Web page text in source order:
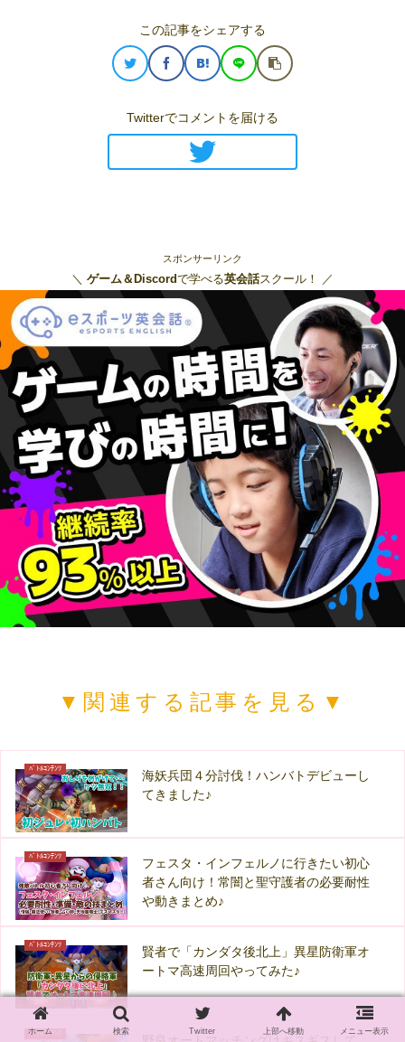
この記事をシェアする
Twitterでコメントを届ける
スポンサーリンク
＼ ゲーム＆Discordで学べる英会話スクール！ ／
▼関連する記事を見る▼
ﾊﾞﾄﾙｺﾝﾃﾝﾂ
海妖兵団４分討伐！ハンバトデビューし
てきました♪
ﾊﾞﾄﾙｺﾝﾃﾝﾂ
フェスタ・インフェルノに行きたい初心
者さん向け！常闇と聖守護者の必要耐性
や動きまとめ♪
ﾊﾞﾄﾙｺﾝﾃﾝﾂ
賢者で「カンダタ後北上」異星防衛軍オ
ートマ高速周回やってみた♪
ﾊﾞﾄﾙｺﾝﾃﾝﾂ
ホーム 検索 Twitter 上部へ移動 メニュー表示